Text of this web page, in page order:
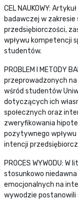
CEL NAUKOWY:
badawczej w
przedsiębiorczości,
wpływu kompetencji
studentów.
PROBLEM I METODY
przeprowadzonych
wśród studentów
dotyczących ich
społecznych oraz
zweryfikowania
pozytywnego
intencji
PROCES WYWODU:
stosunkowo
emocjonalnych na
wywodzie postanowili